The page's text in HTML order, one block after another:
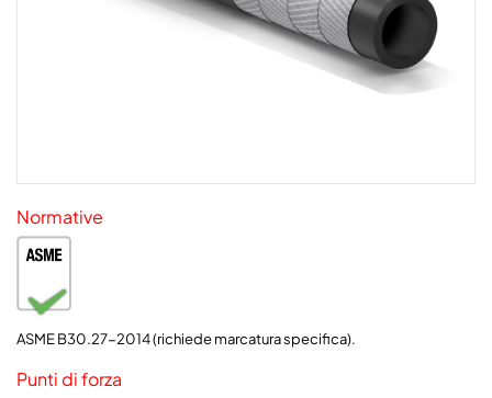
Normative
ASME B30.27-2014 (richiede marcatura specifica).
Punti di forza